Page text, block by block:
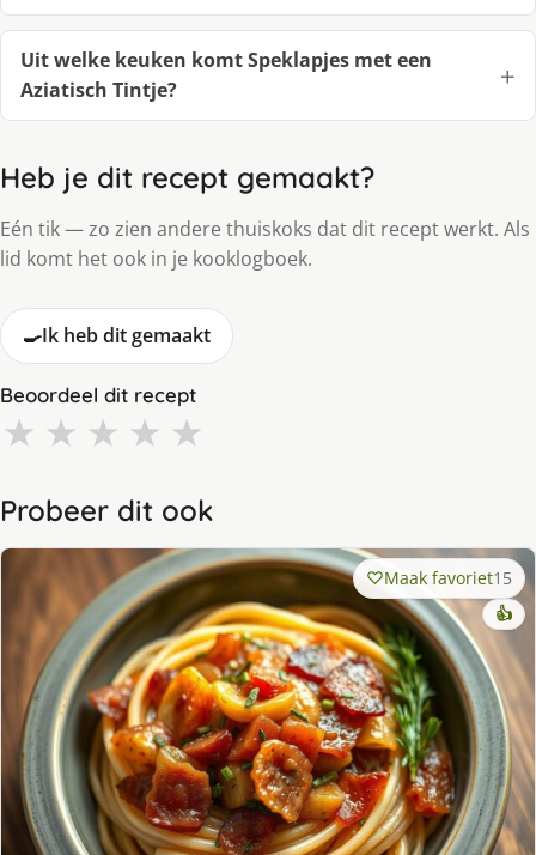
Uit welke keuken komt Speklapjes met een
Aziatisch Tintje?
Heb je dit recept gemaakt?
Eén tik — zo zien andere thuiskoks dat dit recept werkt. Als
lid komt het ook in je kooklogboek.
🍳Ik heb dit gemaakt
Beoordeel dit recept
★ ★ ★ ★ ★
Probeer dit ook
Maak favoriet15
👍